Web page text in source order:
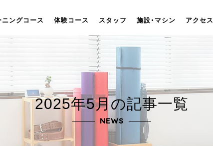
ニングコース 体験コース スタッフ 施設・マシン アクセス
2025年5月 の記事一覧
NEWS